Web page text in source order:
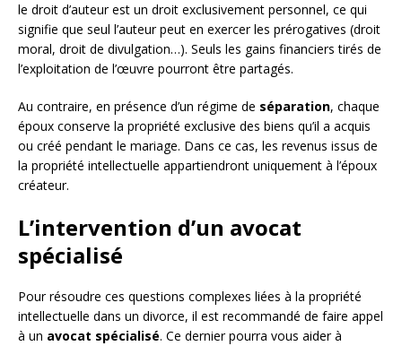
le droit d’auteur est un droit exclusivement personnel, ce qui
signifie que seul l’auteur peut en exercer les prérogatives (droit
moral, droit de divulgation…). Seuls les gains financiers tirés de
l’exploitation de l’œuvre pourront être partagés.
Au contraire, en présence d’un régime de séparation, chaque
époux conserve la propriété exclusive des biens qu’il a acquis
ou créé pendant le mariage. Dans ce cas, les revenus issus de
la propriété intellectuelle appartiendront uniquement à l’époux
créateur.
L’intervention d’un avocat
spécialisé
Pour résoudre ces questions complexes liées à la propriété
intellectuelle dans un divorce, il est recommandé de faire appel
à un avocat spécialisé. Ce dernier pourra vous aider à